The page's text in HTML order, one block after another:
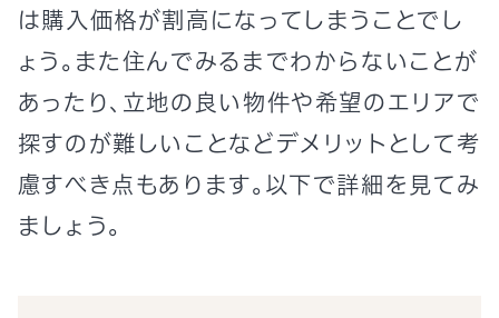
は購入価格が割高になってしまうことでし
ょう。また住んでみるまでわからないことが
あったり、立地の良い物件や希望のエリアで
探すのが難しいことなどデメリットとして考
慮すべき点もあります。以下で詳細を見てみ
ましょう。